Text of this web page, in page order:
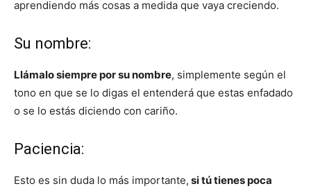
aprendiendo más cosas a medida que vaya creciendo.
Su nombre:
Llámalo siempre por su nombre, simplemente según el
tono en que se lo digas el entenderá que estas enfadado
o se lo estás diciendo con cariño.
Paciencia:
Esto es sin duda lo más importante, si tú tienes poca